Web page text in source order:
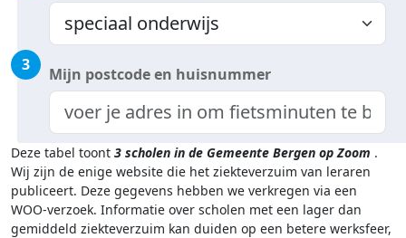
3 Mijn postcode en huisnummer
Deze tabel toont 3 scholen in de Gemeente Bergen op Zoom .
Wij zijn de enige website die het ziekteverzuim van leraren
publiceert. Deze gegevens hebben we verkregen via een
WOO-verzoek. Informatie over scholen met een lager dan
gemiddeld ziekteverzuim kan duiden op een betere werksfeer,